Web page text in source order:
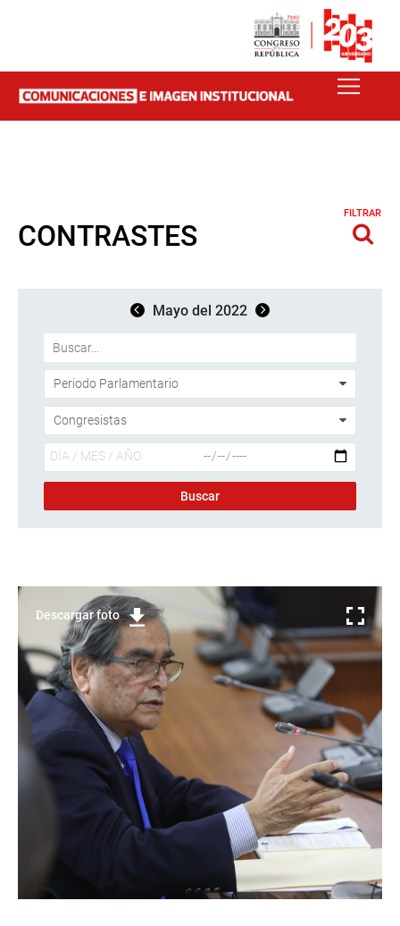
CONTRASTES
FILTRAR
Mayo del 2022
Descargar foto